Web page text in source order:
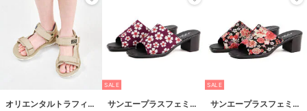
オリエンタルトラフィッ
SALE
サンエープラスフェミニ
SALE
サンエープラスフェミニ